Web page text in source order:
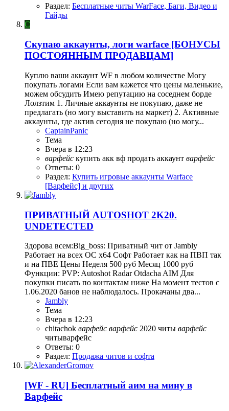
Раздел: Бесплатные читы WarFace, Баги, Видео и
Гайды
C
Скупаю аккаунты, логи warface [БОНУСЫ
ПОСТОЯННЫМ ПРОДАВЦАМ]
Куплю ваши аккаунт WF в любом количестве Могу
покупать логами Если вам кажется что цены маленькие,
можем обсудить Имею репутацию на соседнем борде
Лолзтим 1. Личные аккаунты не покупаю, даже не
предлагать (но могу выставить на маркет) 2. Активные
аккаунты, где актив сегодня не покупаю (но могу...
CaptainPanic
Тема
Вчера в 12:23
варфейс купить акк вф продать аккаунт варфейс
Ответы: 0
Раздел: Купить игровые аккаунты Warface
[Варфейс] и других
ПРИВАТНЫЙ AUTOSHOT 2K20.
UNDETECTED
Здорова всем:Big_boss: Приватный чит от Jambly
Работает на всех ОС x64 Софт Работает как на ПВП так
и на ПВЕ Цены Неделя 500 руб Месяц 1000 руб
Функции: PVP: Autoshot Radar Otdacha AIM Для
покупки писать по контактам ниже На момент тестов с
1.06.2020 банов не наблюдалось. Прокачаны два...
Jambly
Тема
Вчера в 12:23
chitachok варфейс варфейс 2020 читы варфейс
читыварфейс
Ответы: 0
Раздел: Продажа читов и софта
[WF - RU] Бесплатный аим на мину в
Варфейс